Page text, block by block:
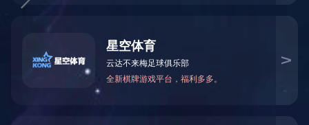
智慧餐厨